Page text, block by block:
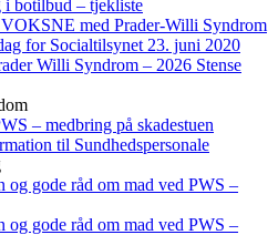
botilbud – tjekliste
med Prader-Willi Syndrom
for Socialtilsynet 23. juni 2020
Willi Syndrom – 2026 Stense
– medbring på skadestuen
til Sundhedspersonale
og gode råd om mad ved PWS –
og gode råd om mad ved PWS –